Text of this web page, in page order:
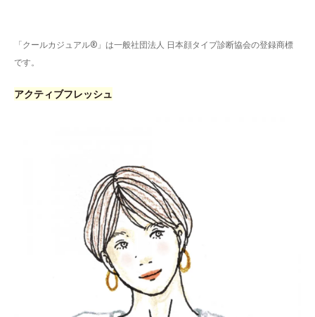
「クールカジュアル®」は一般社団法人 日本顔タイプ診断協会の登録商標
です。
アクティブフレッシュ